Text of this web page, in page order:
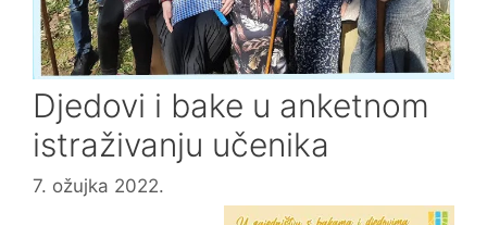
Djedovi i bake u anketnom
istraživanju učenika
7. ožujka 2022.